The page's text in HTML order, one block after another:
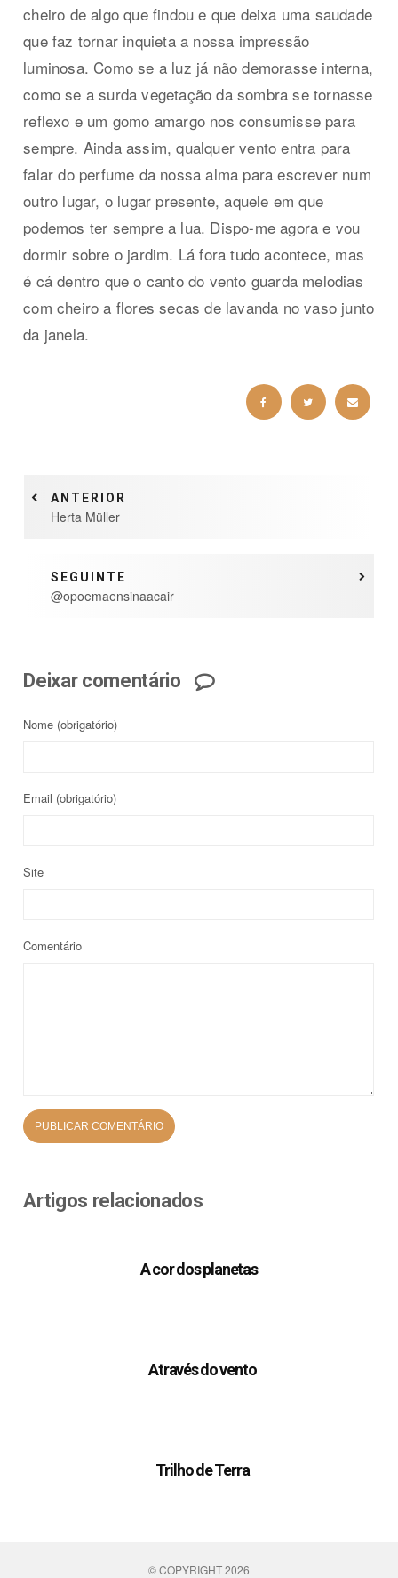
cheiro de algo que findou e que deixa uma saudade
que faz tornar inquieta a nossa impressão
luminosa. Como se a luz já não demorasse interna,
como se a surda vegetação da sombra se tornasse
reflexo e um gomo amargo nos consumisse para
sempre. Ainda assim, qualquer vento entra para
falar do perfume da nossa alma para escrever num
outro lugar, o lugar presente, aquele em que
podemos ter sempre a lua. Dispo-me agora e vou
dormir sobre o jardim. Lá fora tudo acontece, mas
é cá dentro que o canto do vento guarda melodias
com cheiro a flores secas de lavanda no vaso junto
da janela.
ANTERIOR
Herta Müller
SEGUINTE
@opoemaensinaacair
Deixar comentário
Nome (obrigatório)
Email (obrigatório)
Site
Comentário
Artigos relacionados
A cor dos planetas
Através do vento
Trilho de Terra
© COPYRIGHT 2026